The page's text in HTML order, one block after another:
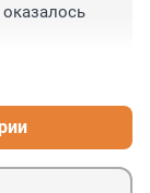
оказалось